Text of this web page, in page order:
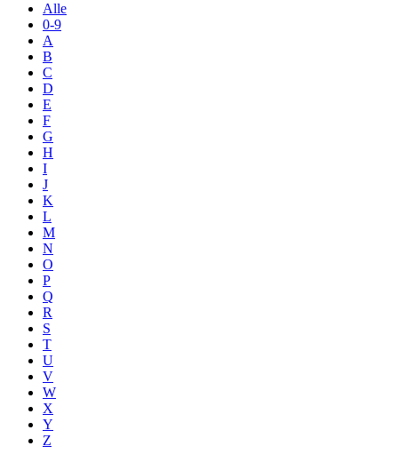
Alle
0-9
A
B
C
D
E
F
G
H
I
J
K
L
M
N
O
P
Q
R
S
T
U
V
W
X
Y
Z